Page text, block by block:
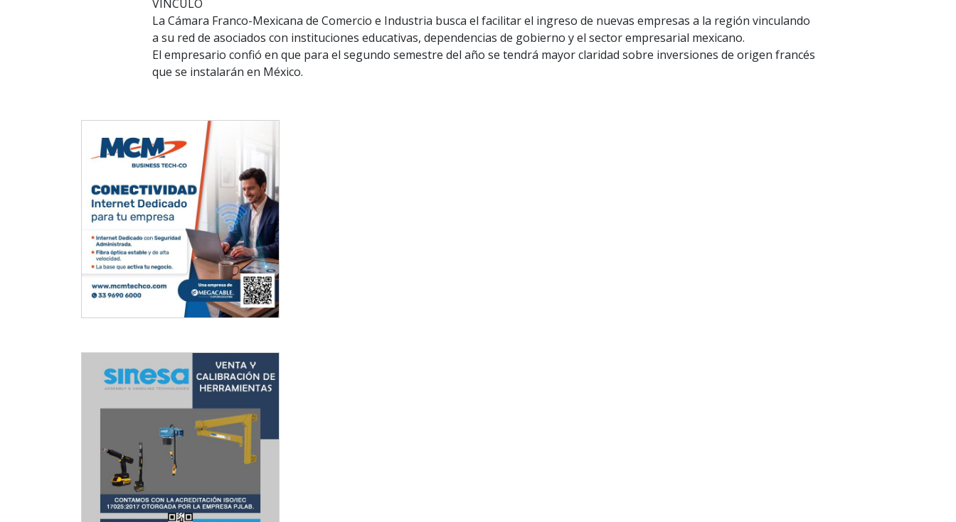
VÍNCULO
La Cámara Franco-Mexicana de Comercio e Industria busca el facilitar el ingreso de nuevas empresas a la región vinculando
a su red de asociados con instituciones educativas, dependencias de gobierno y el sector empresarial mexicano.
El empresario confió en que para el segundo semestre del año se tendrá mayor claridad sobre inversiones de origen francés
que se instalarán en México.